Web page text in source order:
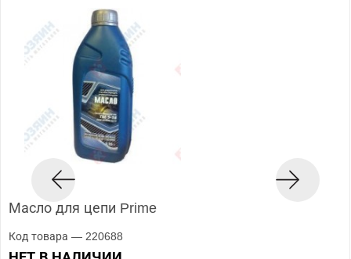
Масло для цепи Prime
Код товара — 220688